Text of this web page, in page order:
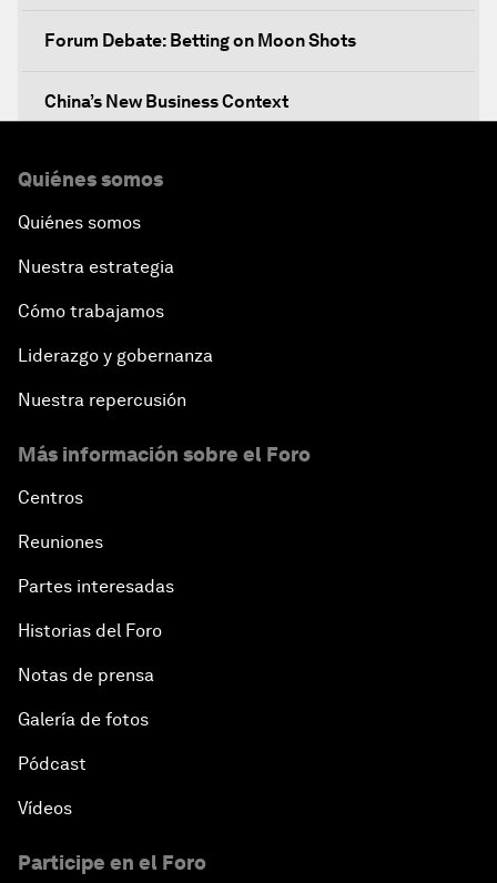
Forum Debate: Betting on Moon Shots
China’s New Business Context
Agenda
After the Brexit
What If: Our Virtual Life Overtakes Our Physical
Reality?
Scientific China
Issue Briefing: Navigating the Gig Economy
New Normal, New Concept, New Engines
Human vs Machine: The Significance of AlphaGo
Issue Briefing: How Can We Effectively Fight
Quiénes somos
Quiénes somos
Nuestra estrategia
Cómo trabajamos
Liderazgo y gobernanza
Nuestra repercusión
Más información sobre el Foro
Centros
Reuniones
Partes interesadas
Historias del Foro
Notas de prensa
Galería de fotos
Pódcast
Vídeos
Participe en el Foro